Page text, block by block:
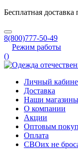
Бесплатная
8(800)777-50-49
Режим работы
()
Личный
Доставка
Наши магазины
О компании
Акции
Оптовым
Оплата
СВОих не